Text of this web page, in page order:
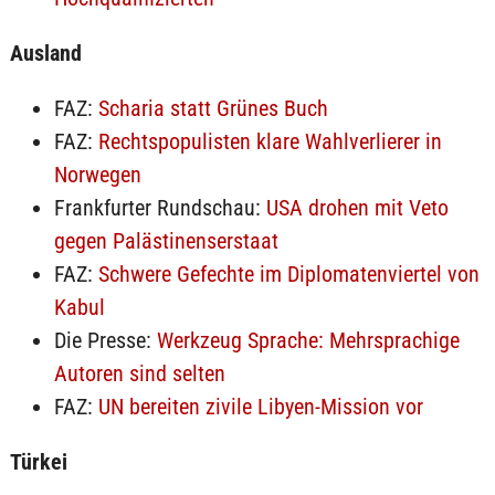
Ausland
FAZ: Scharia statt Grünes Buch
FAZ: Rechtspopulisten klare Wahlverlierer in
Norwegen
Frankfurter Rundschau: USA drohen mit Veto
gegen Palästinenserstaat
FAZ: Schwere Gefechte im Diplomatenviertel von
Kabul
Die Presse: Werkzeug Sprache: Mehrsprachige
Autoren sind selten
FAZ: UN bereiten zivile Libyen-Mission vor
Türkei